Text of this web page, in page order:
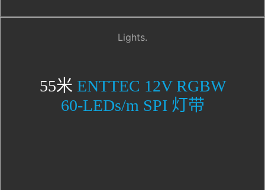
Lights.
55米 ENTTEC 12V RGBW
60-LEDs/m SPI 灯带